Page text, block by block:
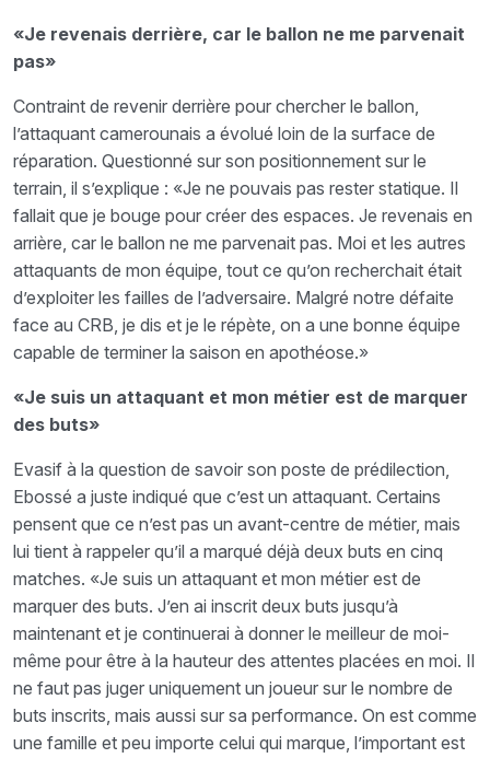
«Je revenais derrière, car le ballon ne me parvenait
pas»
Contraint de revenir derrière pour chercher le ballon,
l’attaquant camerounais a évolué loin de la surface de
réparation. Questionné sur son positionnement sur le
terrain, il s’explique : «Je ne pouvais pas rester statique. Il
fallait que je bouge pour créer des espaces. Je revenais en
arrière, car le ballon ne me parvenait pas. Moi et les autres
attaquants de mon équipe, tout ce qu’on recherchait était
d’exploiter les failles de l’adversaire. Malgré notre défaite
face au CRB, je dis et je le répète, on a une bonne équipe
capable de terminer la saison en apothéose.»
«Je suis un attaquant et mon métier est de marquer
des buts»
Evasif à la question de savoir son poste de prédilection,
Ebossé a juste indiqué que c’est un attaquant. Certains
pensent que ce n’est pas un avant-centre de métier, mais
lui tient à rappeler qu’il a marqué déjà deux buts en cinq
matches. «Je suis un attaquant et mon métier est de
marquer des buts. J’en ai inscrit deux buts jusqu’à
maintenant et je continuerai à donner le meilleur de moi-
même pour être à la hauteur des attentes placées en moi. Il
ne faut pas juger uniquement un joueur sur le nombre de
buts inscrits, mais aussi sur sa performance. On est comme
une famille et peu importe celui qui marque, l’important est